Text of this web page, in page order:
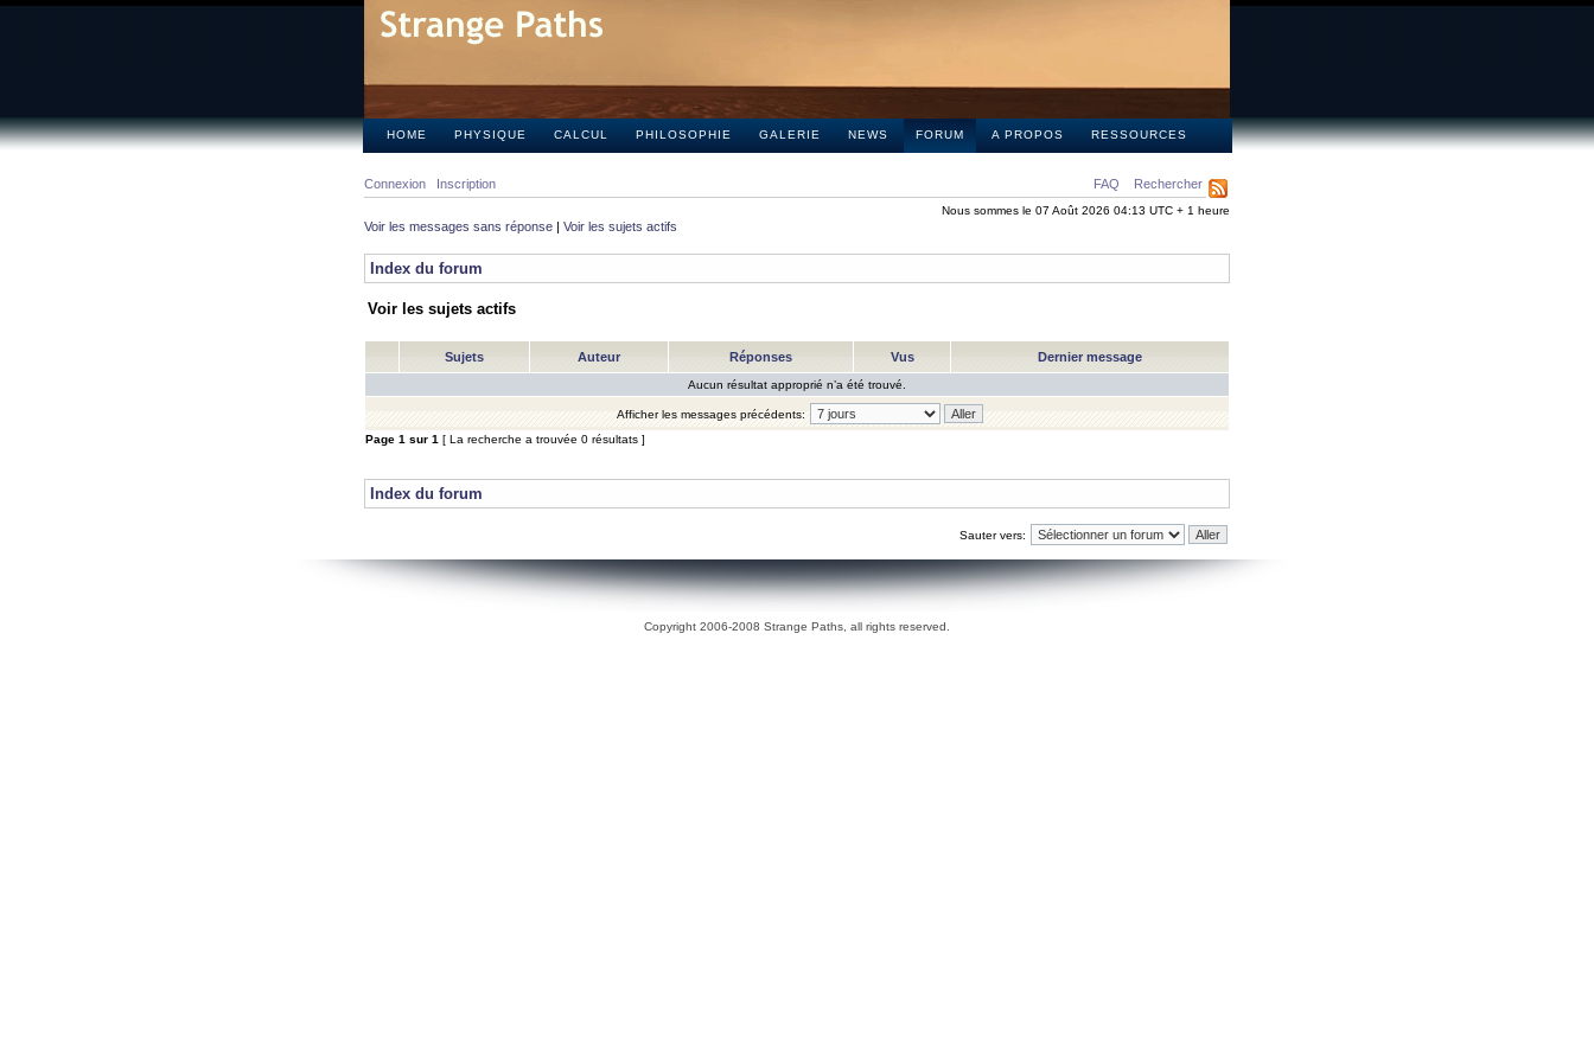
HOME PHYSIQUE CALCUL PHILOSOPHIE GALERIE NEWS FORUM A PROPOS RESSOURCES
FAQ Rechercher
Connexion Inscription
Nous sommes le 07 Août 2026 04:13 UTC + 1 heure
Voir les messages sans réponse | Voir les sujets actifs
Index du forum
Voir les sujets actifs
Sujets Auteur Réponses Vus Dernier message
Aucun résultat approprié n’a été trouvé.
Afficher les messages précédents:
Page 1 sur 1 [ La recherche a trouvée 0 résultats ]
Index du forum
Sauter vers:
Copyright 2006-2008 Strange Paths, all rights reserved.